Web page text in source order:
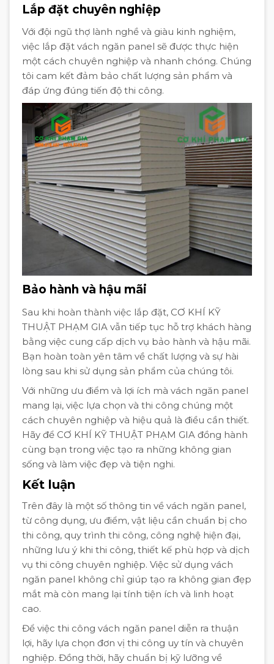
Lắp đặt chuyên nghiệp
Với đội ngũ thợ lành nghề và giàu kinh nghiệm,
việc lắp đặt vách ngăn panel sẽ được thực hiện
một cách chuyên nghiệp và nhanh chóng. Chúng
tôi cam kết đảm bảo chất lượng sản phẩm và
đáp ứng đúng tiến độ thi công.
Bảo hành và hậu mãi
Sau khi hoàn thành việc lắp đặt, CƠ KHÍ KỸ
THUẬT PHẠM GIA vẫn tiếp tục hỗ trợ khách hàng
bằng việc cung cấp dịch vụ bảo hành và hậu mãi.
Bạn hoàn toàn yên tâm về chất lượng và sự hài
lòng sau khi sử dụng sản phẩm của chúng tôi.
Với những ưu điểm và lợi ích mà vách ngăn panel
mang lại, việc lựa chọn và thi công chúng một
cách chuyên nghiệp và hiệu quả là điều cần thiết.
Hãy để CƠ KHÍ KỸ THUẬT PHẠM GIA đồng hành
cùng bạn trong việc tạo ra những không gian
sống và làm việc đẹp và tiện nghi.
Kết luận
Trên đây là một số thông tin về vách ngăn panel,
từ công dụng, ưu điểm, vật liệu cần chuẩn bị cho
thi công, quy trình thi công, công nghệ hiện đại,
những lưu ý khi thi công, thiết kế phù hợp và dịch
vụ thi công chuyên nghiệp. Việc sử dụng vách
ngăn panel không chỉ giúp tạo ra không gian đẹp
mắt mà còn mang lại tính tiện ích và linh hoạt
cao.
Để việc thi công vách ngăn panel diễn ra thuận
lợi, hãy lựa chọn đơn vị thi công uy tín và chuyên
nghiệp. Đồng thời, hãy chuẩn bị kỹ lưỡng về